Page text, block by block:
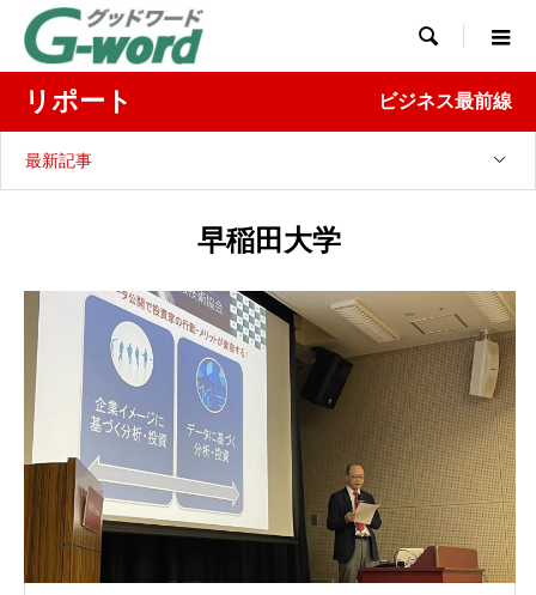

リポート ビジネス最前線
最新記事
早稲田大学